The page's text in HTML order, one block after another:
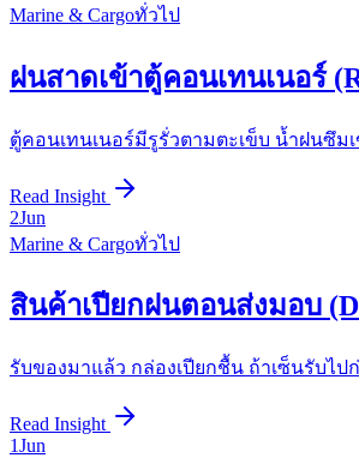
Marine & Cargoทั่วไป
ฝนสาดเข้าตู้คอนเทนเนอร์
ตู้คอนเทนเนอร์มีรูรั่วตามตะเข็บ น้ำฝนซึม
Read Insight
2Jun
Marine & Cargoทั่วไป
สินค้าเปียกฝนตอนส่งมอบ
รับของมาแล้ว กล่องเปียกชื้น ถ้าเซ็นรับไ
Read Insight
1Jun